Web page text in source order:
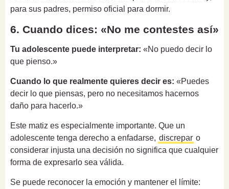
para sus padres, permiso oficial para dormir.
6. Cuando dices: «No me contestes así»
Tu adolescente puede interpretar: «No puedo decir lo
que pienso.»
Cuando lo que realmente quieres decir es: «Puedes
decir lo que piensas, pero no necesitamos hacernos
daño para hacerlo.»
Este matiz es especialmente importante. Que un
adolescente tenga derecho a enfadarse, discrepar o
considerar injusta una decisión no significa que cualquier
forma de expresarlo sea válida.
Se puede reconocer la emoción y mantener el límite: